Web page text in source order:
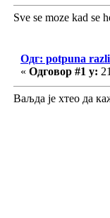
Sve se moze kad se
Одг: potpuna
« Одговор #1 у:
Ваљда је хтео да